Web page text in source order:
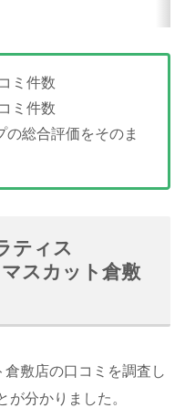
ミ件数
ミ件数
の総合評価をそのま
ティス
スカット倉敷
敷店の口コミを調査し
が分かりました。